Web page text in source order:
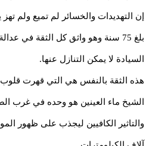
إن التهديدات والخسائر لم تميع ولم
بلغ 75 سنة وهو واثق كل الثقة في
السيادة لا يمكن التنازل عنها.
هذه الثقة بالنفس هي التي قهرت قلوب
الشيخ ماء العينين هو وحده في غرب
والتاثير الكافيين ليجذب على ظهور